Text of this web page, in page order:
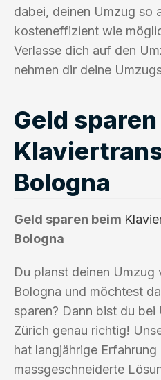
dabei, deinen Umzug so
kosteneffizient wie
Verlasse dich auf den
nehmen dir deine
Geld
Bologna
Geld sparen beim
Bologna
Du planst deinen Umzug
Bologna und möchtest
sparen? Dann bist du
Zürich genau richtig!
hat langjährige
massgeschneiderte